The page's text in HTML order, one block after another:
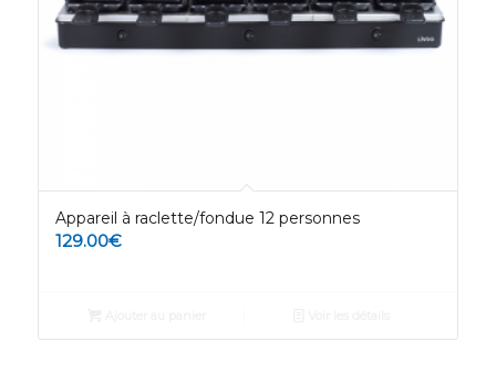
Appareil à raclette/fondue 12 personnes
129.00€